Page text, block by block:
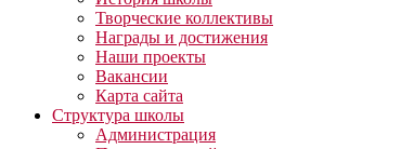
Творческие коллективы
Награды и достижения
Наши проекты
Вакансии
Карта сайта
Структура школы
Администрация